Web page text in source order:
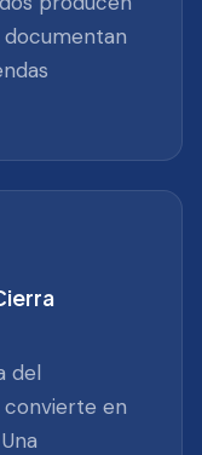
del
en